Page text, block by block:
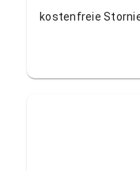
kostenfreie